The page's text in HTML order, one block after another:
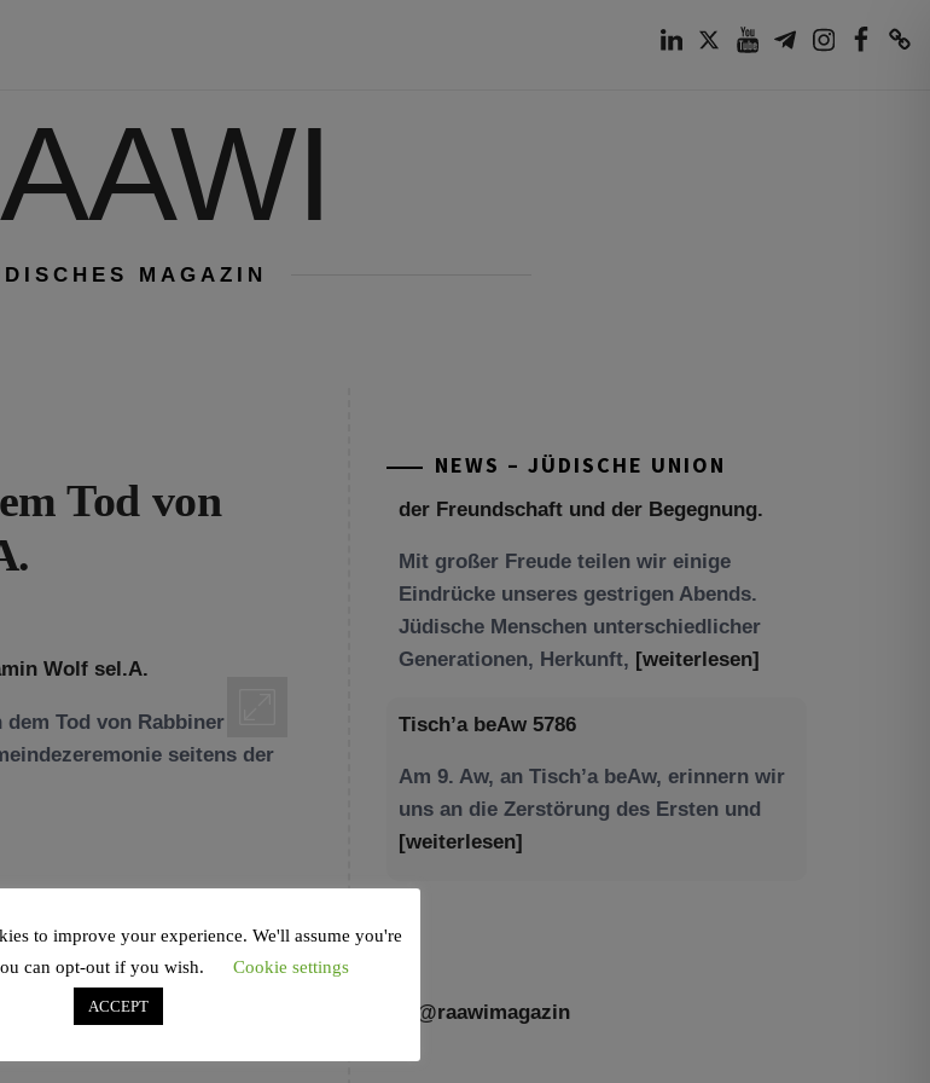
MAGAZIN
Tod von
dem Tod von Rabbiner
seitens der
,
RABBINER BINYAMIN WOLF,
,
SIMCHA VISUAL
NEWS – JÜDISCHE UNION
Generationen, Herkunft,[weiterlesen]
Am 9. Aw, an Tisch’a beAw, erinnern wir
uns an die Zerstörung des Ersten und
[weiterlesen]
@raawimagazin
to improve your experience. We'll assume you're
can opt-out if you wish.
Cookie settings
ACCEPT